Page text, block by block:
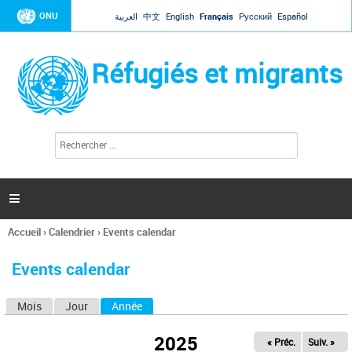
Jump to navigation
ONU العربية 中文 English Français Русский Español
Réfugiés et migrants
l
c
h
e

Vous
ici
Accueil›Calendrier› Events calendar
Events calendar
Mois Jour Année
2025 « Préc. Suiv. »